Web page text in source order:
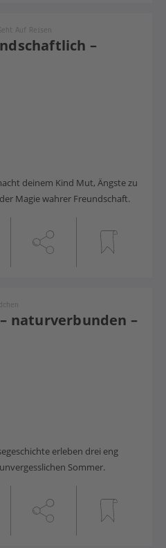
–
Auf Reisen
deinem Kind Mut, Ängste zu
Magie wahrer Freundschaft.
naturverbunden –
erleben drei eng
Sommer.